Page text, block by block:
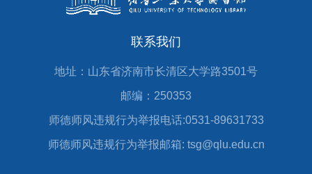
联系我们
地址：山东省济南市长清区大学路3501号
邮编：250353
师德师风违规行为举报电话:0531-89631733
师德师风违规行为举报邮箱: tsg@qlu.edu.cn